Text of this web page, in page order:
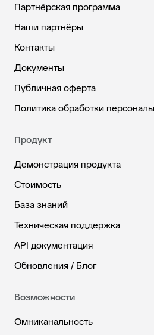
Партнёрская программа
Наши партнёры
Контакты
Документы
Публичная оферта
Политика обработки
Продукт
Демонстрация продукта
Стоимость
База знаний
Техническая поддержка
API документация
Обновления / Блог
Возможности
Омниканальность